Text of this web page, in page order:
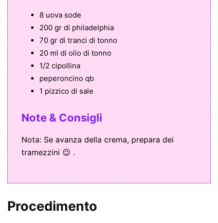
8 uova sode
200 gr di philadelphia
70 gr di tranci di tonno
20 ml di olio di tonno
1/2 cipollina
peperoncino qb
1 pizzico di sale
Note & Consigli
Nota: Se avanza della crema, prepara dei
tramezzini 😉 .
Procedimento